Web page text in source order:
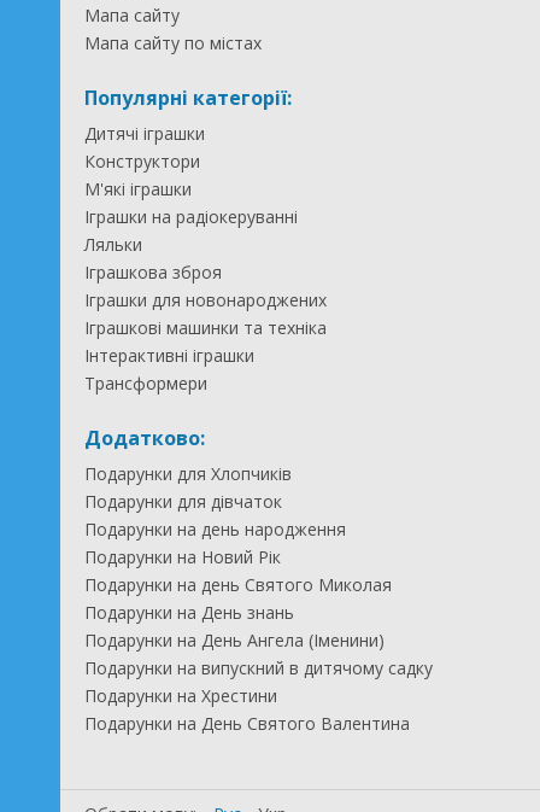
Мапа сайту
Мапа сайту по містах
Популярні категорії:
Дитячі іграшки
Конструктори
М'які іграшки
Іграшки на радіокеруванні
Ляльки
Іграшкова зброя
Іграшки для новонароджених
Іграшкові машинки та техніка
Інтерактивні іграшки
Трансформери
Додатково:
Подарунки для Хлопчиків
Подарунки для дівчаток
Подарунки на день народження
Подарунки на Новий Рік
Подарунки на день Святого Миколая
Подарунки на День знань
Подарунки на День Ангела (Іменини)
Подарунки на випускний в дитячому садку
Подарунки на Хрестини
Подарунки на День Святого Валентина